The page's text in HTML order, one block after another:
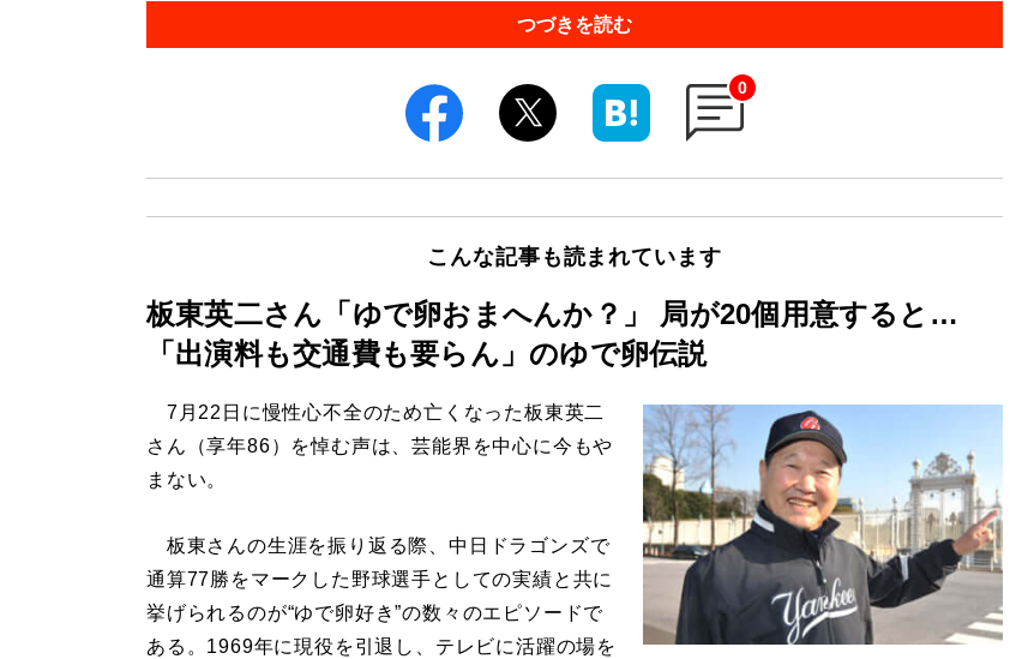
つづきを読む
0
こんな記事も読まれています
板東英二さん「ゆで卵おまへんか？」 局が20個用意すると…
「出演料も交通費も要らん」のゆで卵伝説
7月22日に慢性心不全のため亡くなった板東英二
さん（享年86）を悼む声は、芸能界を中心に今もや
まない。
板東さんの生涯を振り返る際、中日ドラゴンズで
通算77勝をマークした野球選手としての実績と共に
挙げられるのが“ゆで卵好き”の数々のエピソードで
ある。1969年に現役を引退し、テレビに活躍の場を